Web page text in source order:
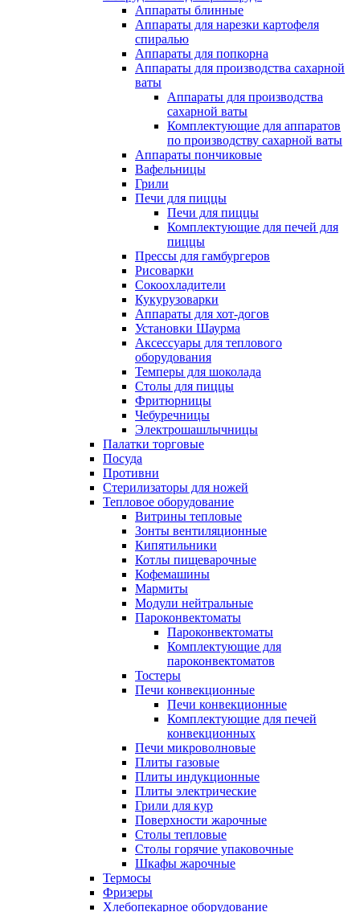
Аппараты блинные
Аппараты для нарезки картофеля
спиралью
Аппараты для попкорна
Аппараты для производства сахарной
ваты
Аппараты для производства
сахарной ваты
Комплектующие для аппаратов
по производству сахарной ваты
Аппараты пончиковые
Вафельницы
Грили
Печи для пиццы
Печи для пиццы
Комплектующие для печей для
пиццы
Прессы для гамбургеров
Рисоварки
Сокоохладители
Кукурузоварки
Аппараты для хот-догов
Установки Шаурма
Аксессуары для теплового
оборудования
Темперы для шоколада
Столы для пиццы
Фритюрницы
Чебуречницы
Электрошашлычницы
Палатки торговые
Посуда
Противни
Стерилизаторы для ножей
Тепловое оборудование
Витрины тепловые
Зонты вентиляционные
Кипятильники
Котлы пищеварочные
Кофемашины
Мармиты
Модули нейтральные
Пароконвектоматы
Пароконвектоматы
Комплектующие для
пароконвектоматов
Тостеры
Печи конвекционные
Печи конвекционные
Комплектующие для печей
конвекционных
Печи микроволновые
Плиты газовые
Плиты индукционные
Плиты электрические
Грили для кур
Поверхности жарочные
Столы тепловые
Столы горячие упаковочные
Шкафы жарочные
Термосы
Фризеры
Хлебопекарное оборудование